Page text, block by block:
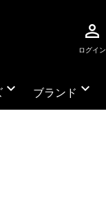
perm_identity
ログイン
expand_more ブランド expand_more